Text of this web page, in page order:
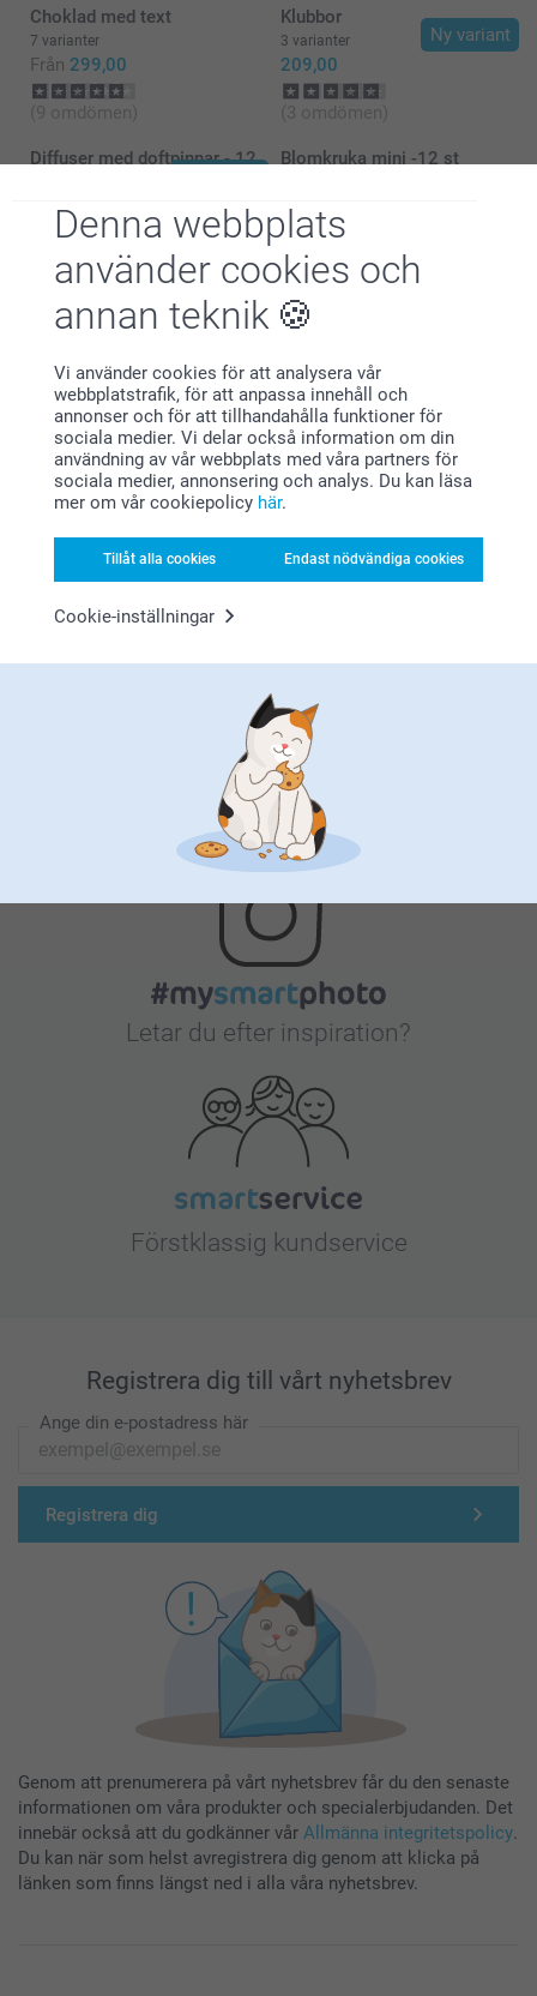
Denna webbplats
använder cookies och
annan teknik
Vi använder cookies för att analysera vår
webbplatstrafik, för att anpassa innehåll och
annonser och för att tillhandahålla funktioner för
sociala medier. Vi delar också information om din
användning av vår webbplats med våra partners för
sociala medier, annonsering och analys. Du kan läsa
mer om vår cookiepolicy här.
Tillåt alla cookies Endast nödvändiga cookies
Cookie-inställningar
vårt kontaktformulär här:
https://www.smartphoto.se/kontaktaoss.
Vi ser fram emot att höra från dig.
Varma hälsningar,
Kirsi @smartphoto
Choklad med text
7 varianter
Från 299,00
(9 omdömen)
Ny variant
Klubbor
3 varianter
209,00
(3 omdömen)
Diffuser med doftpinnar - 12
409,00
Blomkruka mini -12 st
Från
Varförsmartphoto
Nöjd kundgaranti
Bonus på alla dina köp
Letar du efter inspiration?
Förstklassig kundservice
Registrera dig till vårt nyhetsbrev
Ange din e-postadress här
Registrera dig
Genom att prenumerera på vårt nyhetsbrev får du den senaste
informationen om våra produkter och specialerbjudanden. Det
innebär också att du godkänner vår Allmänna integritetspolicy.
Du kan när som helst avregistrera dig genom att klicka på
länken som finns längst ned i alla våra nyhetsbrev.